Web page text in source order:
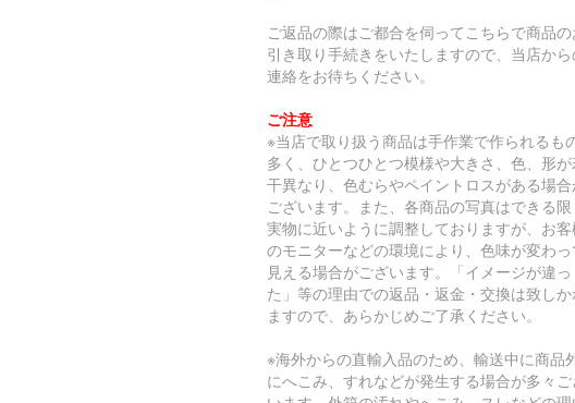
ご返品の際はご都合を伺ってこちらで商品の
引き取り手続きをいたしますので、当店か
連絡をお待ちください。
ご注意
※当店で取り扱う商品は手作業で作られるも
多く、ひとつひとつ模様や大きさ、色、形
干異なり、色むらやペイントロスがある場
ございます。また、各商品の写真はできる限
実物に近いように調整しておりますが、お客
のモニターなどの環境により、色味が変わっ
見える場合がございます。「イメージが違っ
た」等の理由での返品・返金・交換は致しか
ますので、あらかじめご了承ください。
※海外からの直輸入品のため、輸送中に商品
にへこみ、すれなどが発生する場合が多々